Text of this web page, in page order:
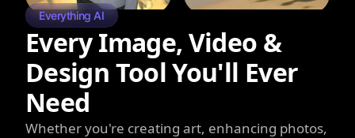
Everything AI
Every Image, Video &
Design Tool You'll Ever
Need
Whether you're creating art, enhancing photos,